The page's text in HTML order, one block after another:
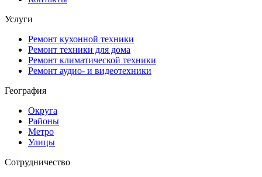
Услуги
Ремонт кухонной техники
Ремонт техники для дома
Ремонт климатической техники
Ремонт аудио- и видеотехники
География
Округа
Районы
Метро
Улицы
Сотрудничество